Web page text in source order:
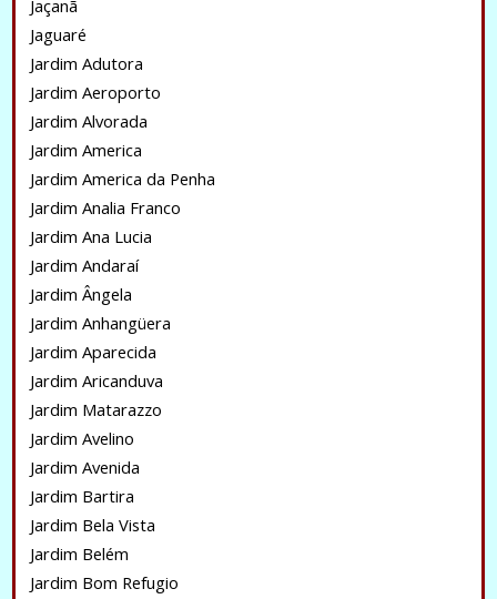
Jaçanã
Jaguaré
Jardim Adutora
Jardim Aeroporto
Jardim Alvorada
Jardim America
Jardim America da Penha
Jardim Analia Franco
Jardim Ana Lucia
Jardim Andaraí
Jardim Ângela
Jardim Anhangüera
Jardim Aparecida
Jardim Aricanduva
Jardim Matarazzo
Jardim Avelino
Jardim Avenida
Jardim Bartira
Jardim Bela Vista
Jardim Belém
Jardim Bom Refugio